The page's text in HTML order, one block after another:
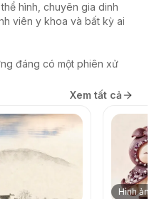
hình, chuyên gia dinh
viên y khoa và bất kỳ ai
đáng có một phiên xử
Xem tất cả
Hình ảnh